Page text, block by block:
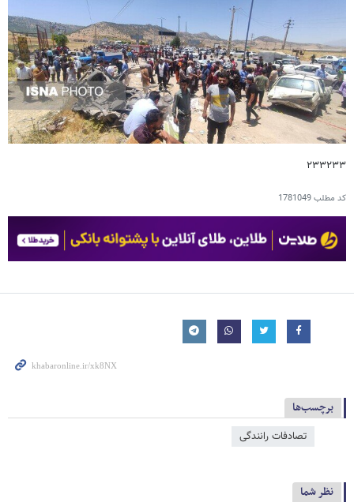
۲۳۳۲۳۳
کد مطلب1781049
برچسب‌ها
تصادفات رانندگی
نظر شما